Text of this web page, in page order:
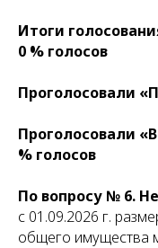
Итоги
0 % голосов
Проголосовали
Проголосовали
% голосов
По вопросу № 6.
с 01.09.2026 г.
общего имущества